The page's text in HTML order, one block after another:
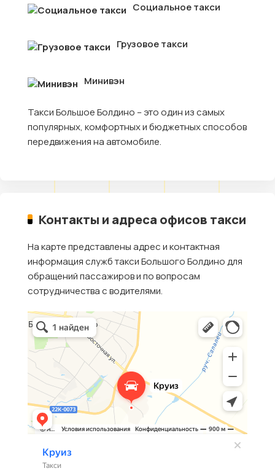
Социальное такси
Грузовое такси
Минивэн
Такси Большое Болдино – это один из самых
популярных, комфортных и бюджетных способов
передвижения на автомобиле.
Контакты и адреса офисов такси
На карте представлены адрес и контактная
информация служб такси Большого Болдино для
обращений пассажиров и по вопросам
сотрудничества с водителями.